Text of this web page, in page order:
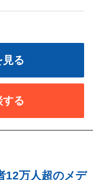
見る
する
12万人超のメデ